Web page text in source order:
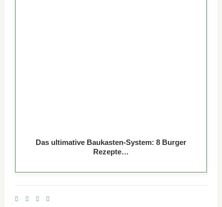
Das ultimative Baukasten-System: 8 Burger
Rezepte…